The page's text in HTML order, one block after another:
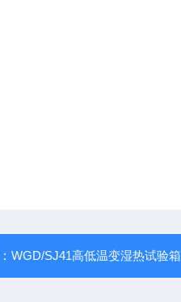
WGD/SJ41高低温变湿热试验箱